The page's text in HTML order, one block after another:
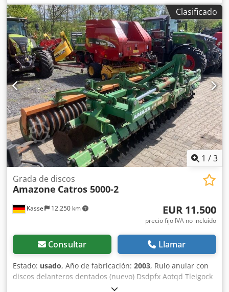
Clasificado
1 /3
Kassel 12.250 km
Grada de discos
Amazone Catros 5000-2
EUR 11.500
precio fijo IVA no incluído
Consultar Llamar
Estado: usado, Año de fabricación: 2003, Rulo anular con
discos delanteros dentados (nuevo) Dsdpfx Aotqd Tleigock